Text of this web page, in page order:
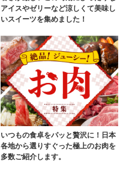
アイスやゼリーなど涼しくて美味し
いスイーツを集めました！
いつもの食卓をパッと贅沢に！日本
各地から選りすぐった極上のお肉を
多数ご紹介します。